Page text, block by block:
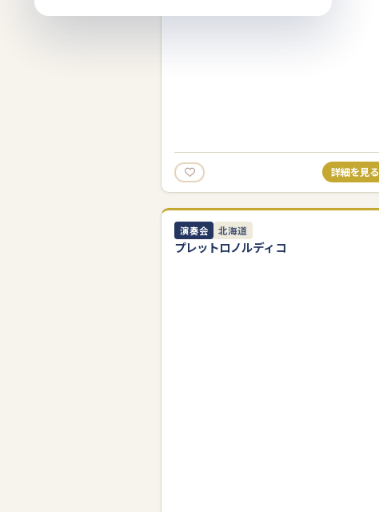
詳細を見る
11月
23
演奏会 北海道
プレットロノルディコ